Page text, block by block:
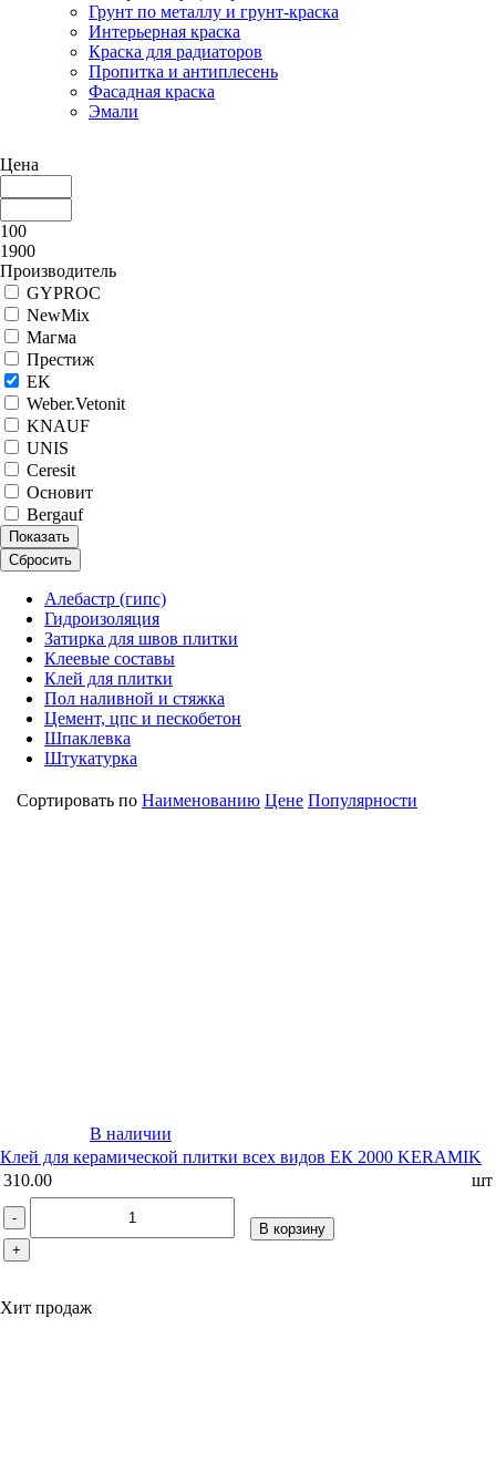
Грунт по металлу и грунт-краска
Интерьерная краска
Краска для радиаторов
Пропитка и антиплесень
Фасадная краска
Эмали
Цена
100
1900
Производитель
GYPROC
NewMix
Магма
Престиж
EK
Weber.Vetonit
KNAUF
UNIS
Ceresit
Основит
Bergauf
Показать
Сбросить
Алебастр (гипс)
Гидроизоляция
Затирка для швов плитки
Клеевые составы
Клей для плитки
Пол наливной и стяжка
Цемент, цпс и пескобетон
Шпаклевка
Штукатурка
Сортировать по Наименованию Цене Популярности
В наличии
Клей для керамической плитки всех видов ЕК 2000 KERAMIK
310.00
шт
-
+
В корзину
Хит продаж